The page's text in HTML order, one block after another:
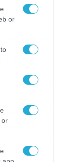
or
or
3
άνοδο
2026
θα
το
και